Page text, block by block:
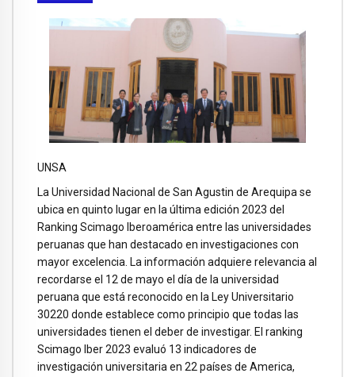
UNSA
La Universidad Nacional de San Agustin de Arequipa se
ubica en quinto lugar en la última edición 2023 del
Ranking Scimago Iberoamérica entre las universidades
peruanas que han destacado en investigaciones con
mayor excelencia. La información adquiere relevancia al
recordarse el 12 de mayo el día de la universidad
peruana que está reconocido en la Ley Universitario
30220 donde establece como principio que todas las
universidades tienen el deber de investigar. El ranking
Scimago Iber 2023 evaluó 13 indicadores de
investigación universitaria en 22 países de America,